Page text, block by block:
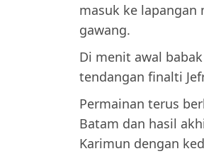
masuk ke
gawang.
Di menit awal
tendangan finalti
Permainan terus
Batam dan hasil
Karimun dengan